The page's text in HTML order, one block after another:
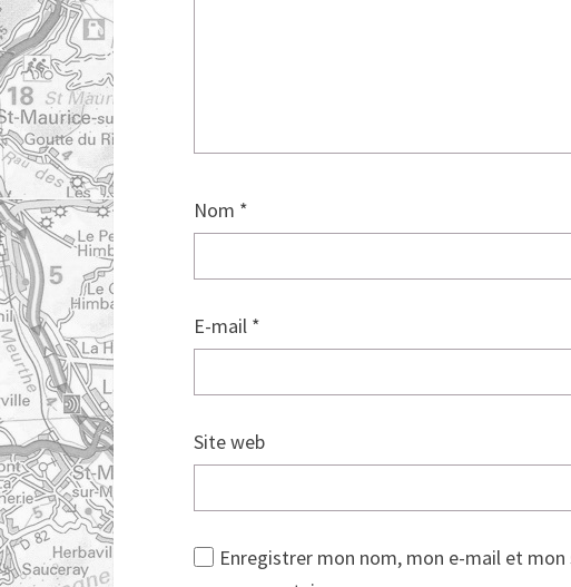
Nom *
E-mail *
Site web
Enregistrer mon nom, mon e-mail et